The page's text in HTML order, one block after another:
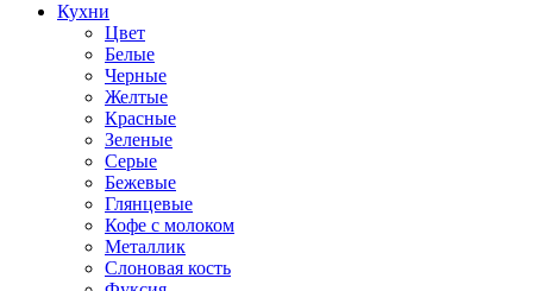
Кухни
Цвет
Белые
Черные
Желтые
Красные
Зеленые
Серые
Бежевые
Глянцевые
Кофе с молоком
Металлик
Слоновая кость